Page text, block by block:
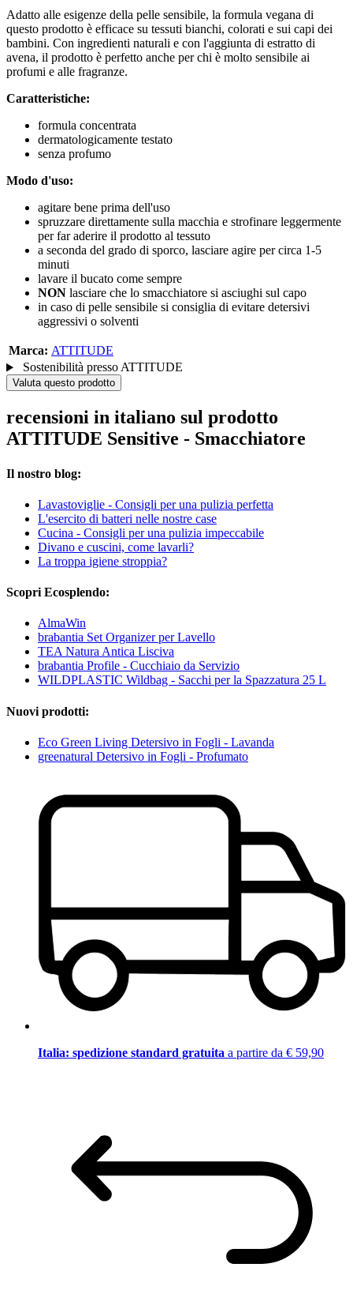
Adatto alle esigenze della pelle sensibile, la formula vegana di
questo prodotto è efficace su tessuti bianchi, colorati e sui capi dei
bambini. Con ingredienti naturali e con l'aggiunta di estratto di
avena, il prodotto è perfetto anche per chi è molto sensibile ai
profumi e alle fragranze.
Caratteristiche:
formula concentrata
dermatologicamente testato
senza profumo
Modo d'uso:
agitare bene prima dell'uso
spruzzare direttamente sulla macchia e strofinare leggermente
per far aderire il prodotto al tessuto
a seconda del grado di sporco, lasciare agire per circa 1-5
minuti
lavare il bucato come sempre
NON lasciare che lo smacchiatore si asciughi sul capo
in caso di pelle sensibile si consiglia di evitare detersivi
aggressivi o solventi
Marca: ATTITUDE
Sostenibilità presso ATTITUDE
Valuta questo prodotto
recensioni in italiano sul prodotto
ATTITUDE Sensitive - Smacchiatore
Il nostro blog:
Lavastoviglie - Consigli per una pulizia perfetta
L'esercito di batteri nelle nostre case
Cucina - Consigli per una pulizia impeccabile
Divano e cuscini, come lavarli?
La troppa igiene stroppia?
Scopri Ecosplendo:
AlmaWin
brabantia Set Organizer per Lavello
TEA Natura Antica Lisciva
brabantia Profile - Cucchiaio da Servizio
WILDPLASTIC Wildbag - Sacchi per la Spazzatura 25 L
Nuovi prodotti:
Eco Green Living Detersivo in Fogli - Lavanda
greenatural Detersivo in Fogli - Profumato
Italia: spedizione standard gratuita a partire da € 59,90